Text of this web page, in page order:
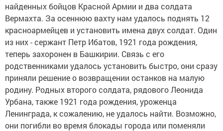
найденных бойцов Красной Армии и два солдата
Вермахта. За осеннюю вахту нам удалось поднять 12
красноармейцев и установить имена двух солдат. Один
из них - сержант Петр Ибатов, 1921 года рождения,
теперь захоронен в Башкирии. Связь с его
родственниками удалось установить быстро, они сразу
приняли решение о возвращении останков на малую
родину. Родных второго солдата, рядового Леонида
Урбана, также 1921 года рождения, уроженца
Ленинграда, к сожалению, не удалось найти. Возможно,
они погибли во время блокады города или поменяли